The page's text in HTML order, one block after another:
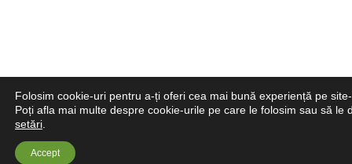
Folosim cookie-uri pentru a-ți oferi cea mai bună experiență pe
Poți afla mai multe despre cookie-urile pe care le folosim sau să le
setări
Accept